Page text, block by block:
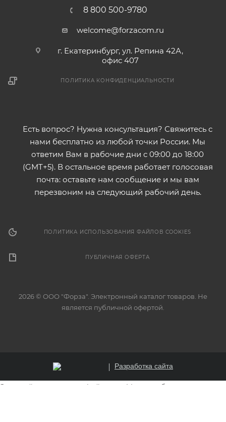
8 800 500-9780
welcome@forzacom.ru
г. Екатеринбург, ул. Репина 42А,
офис 407
ПОЛИТИКА КОНФИДЕНЦИАЛЬНОСТИ
Есть вопрос? Нужна консультация? Свяжитесь с
нами бесплатно из любой точки России. Мы
ответим Вам в рабочие дни с 09:00 до 18:00
(GMT+5). В остальное время работает голосовая
почта: оставьте нам сообщение и мы вам
перезвоним на следующий рабочий день.
ПОЛИТИКА ИСПОЛЬЗОВАНИЯ ФАЙЛОВ COOKIES
ПУБЛИЧНАЯ ОФЕРТА
2026 © ООО "Форза". Электронный каталог товаров. Не
является публичной офертой.
Разработка сайта
Этот сайт использует файлы cookie для обеспечения